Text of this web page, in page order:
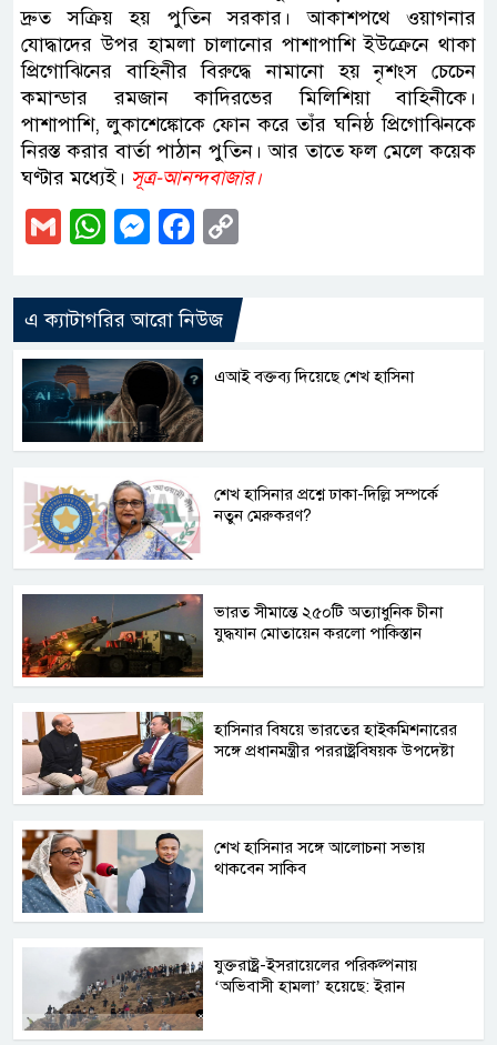
দ্রুত সক্রিয় হয় পুতিন সরকার। আকাশপথে ওয়াগনার
যোদ্ধাদের উপর হামলা চালানোর পাশাপাশি ইউক্রেনে থাকা
প্রিগোঝিনের বাহিনীর বিরুদ্ধে নামানো হয় নৃশংস চেচেন
কমান্ডার রমজান কাদিরভের মিলিশিয়া বাহিনীকে।
পাশাপাশি, লুকাশেঙ্কোকে ফোন করে তাঁর ঘনিষ্ঠ প্রিগোঝিনকে
নিরস্ত করার বার্তা পাঠান পুতিন। আর তাতে ফল মেলে কয়েক
ঘণ্টার মধ্যেই। সূত্র-আনন্দবাজার।
GmailWhatsApp
Messenger
Facebook
এ ক্যাটাগরির আরো নিউজ
এআই বক্তব্য দিয়েছে শেখ হাসিনা
শেখ হাসিনার প্রশ্নে ঢাকা-দিল্লি সম্পর্কে
নতুন মেরুকরণ?
ভারত সীমান্তে ২৫০টি অত্যাধুনিক চীনা
যুদ্ধযান মোতায়েন করলো পাকিস্তান
হাসিনার বিষয়ে ভারতের হাইকমিশনারের
সঙ্গে প্রধানমন্ত্রীর পররাষ্ট্রবিষয়ক উপদেষ্টা
শেখ হাসিনার সঙ্গে আলোচনা সভায়
থাকবেন সাকিব
যুক্তরাষ্ট্র-ইসরায়েলের পরিকল্পনায়
‘অভিবাসী হামলা’ হয়েছে: ইরান